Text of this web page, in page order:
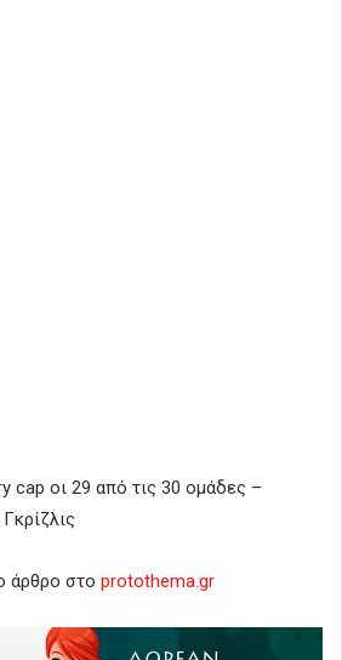
cap οι 29 από τις 30 ομάδες –
άρθρο στο protothema.gr